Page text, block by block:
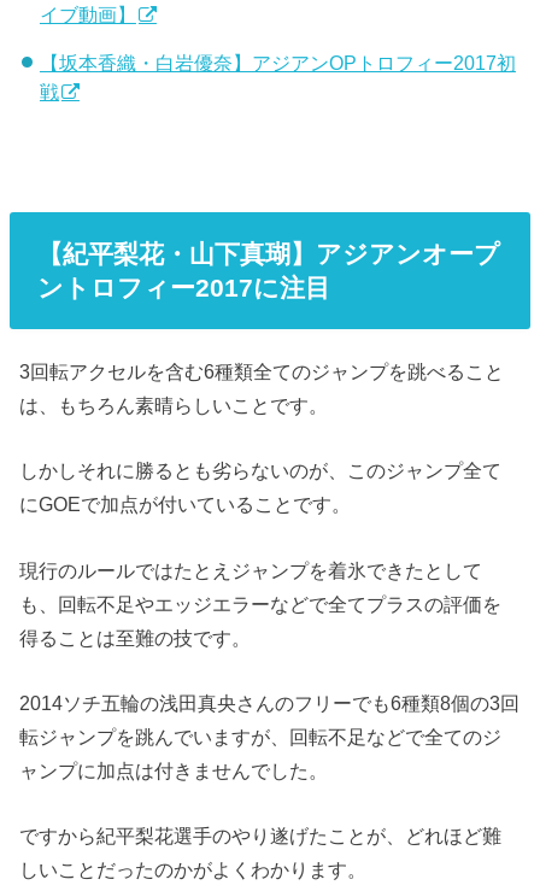
イブ動画】
【坂本香織・白岩優奈】アジアンOPトロフィー2017初
戦
【紀平梨花・山下真瑚】アジアンオープ
ントロフィー2017に注目
3回転アクセルを含む6種類全てのジャンプを跳べること
は、もちろん素晴らしいことです。
しかしそれに勝るとも劣らないのが、このジャンプ全て
にGOEで加点が付いていることです。
現行のルールではたとえジャンプを着氷できたとして
も、回転不足やエッジエラーなどで全てプラスの評価を
得ることは至難の技です。
2014ソチ五輪の浅田真央さんのフリーでも6種類8個の3回
転ジャンプを跳んでいますが、回転不足などで全てのジ
ャンプに加点は付きませんでした。
ですから紀平梨花選手のやり遂げたことが、どれほど難
しいことだったのかがよくわかります。